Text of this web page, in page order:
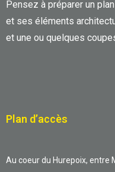
Pensez à préparer un
et ses éléments
et une ou quelques
Plan d’accès
Au coeur du Hurepoix, entre